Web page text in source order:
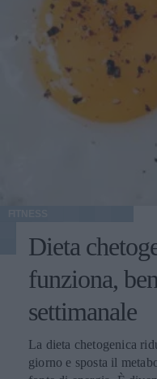
Dieta
funziona,
settimanale
La dieta chetogenica
giorno e sposta il